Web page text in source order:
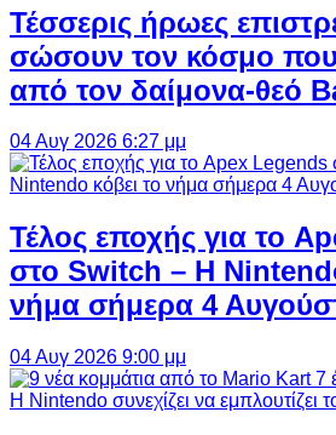
Τέσσερις ήρωες
σώσουν τον κόσμο που
από τον δαίμονα-θεό
04 Αυγ 2026 6:27 μμ
Τέλος εποχής για το
στο Switch – Η
νήμα σήμερα 4
04 Αυγ 2026 9:00 μμ